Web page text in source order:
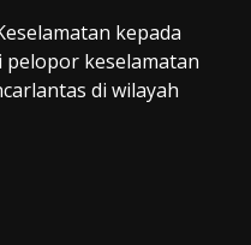
kepada
keselamatan
di wilayah